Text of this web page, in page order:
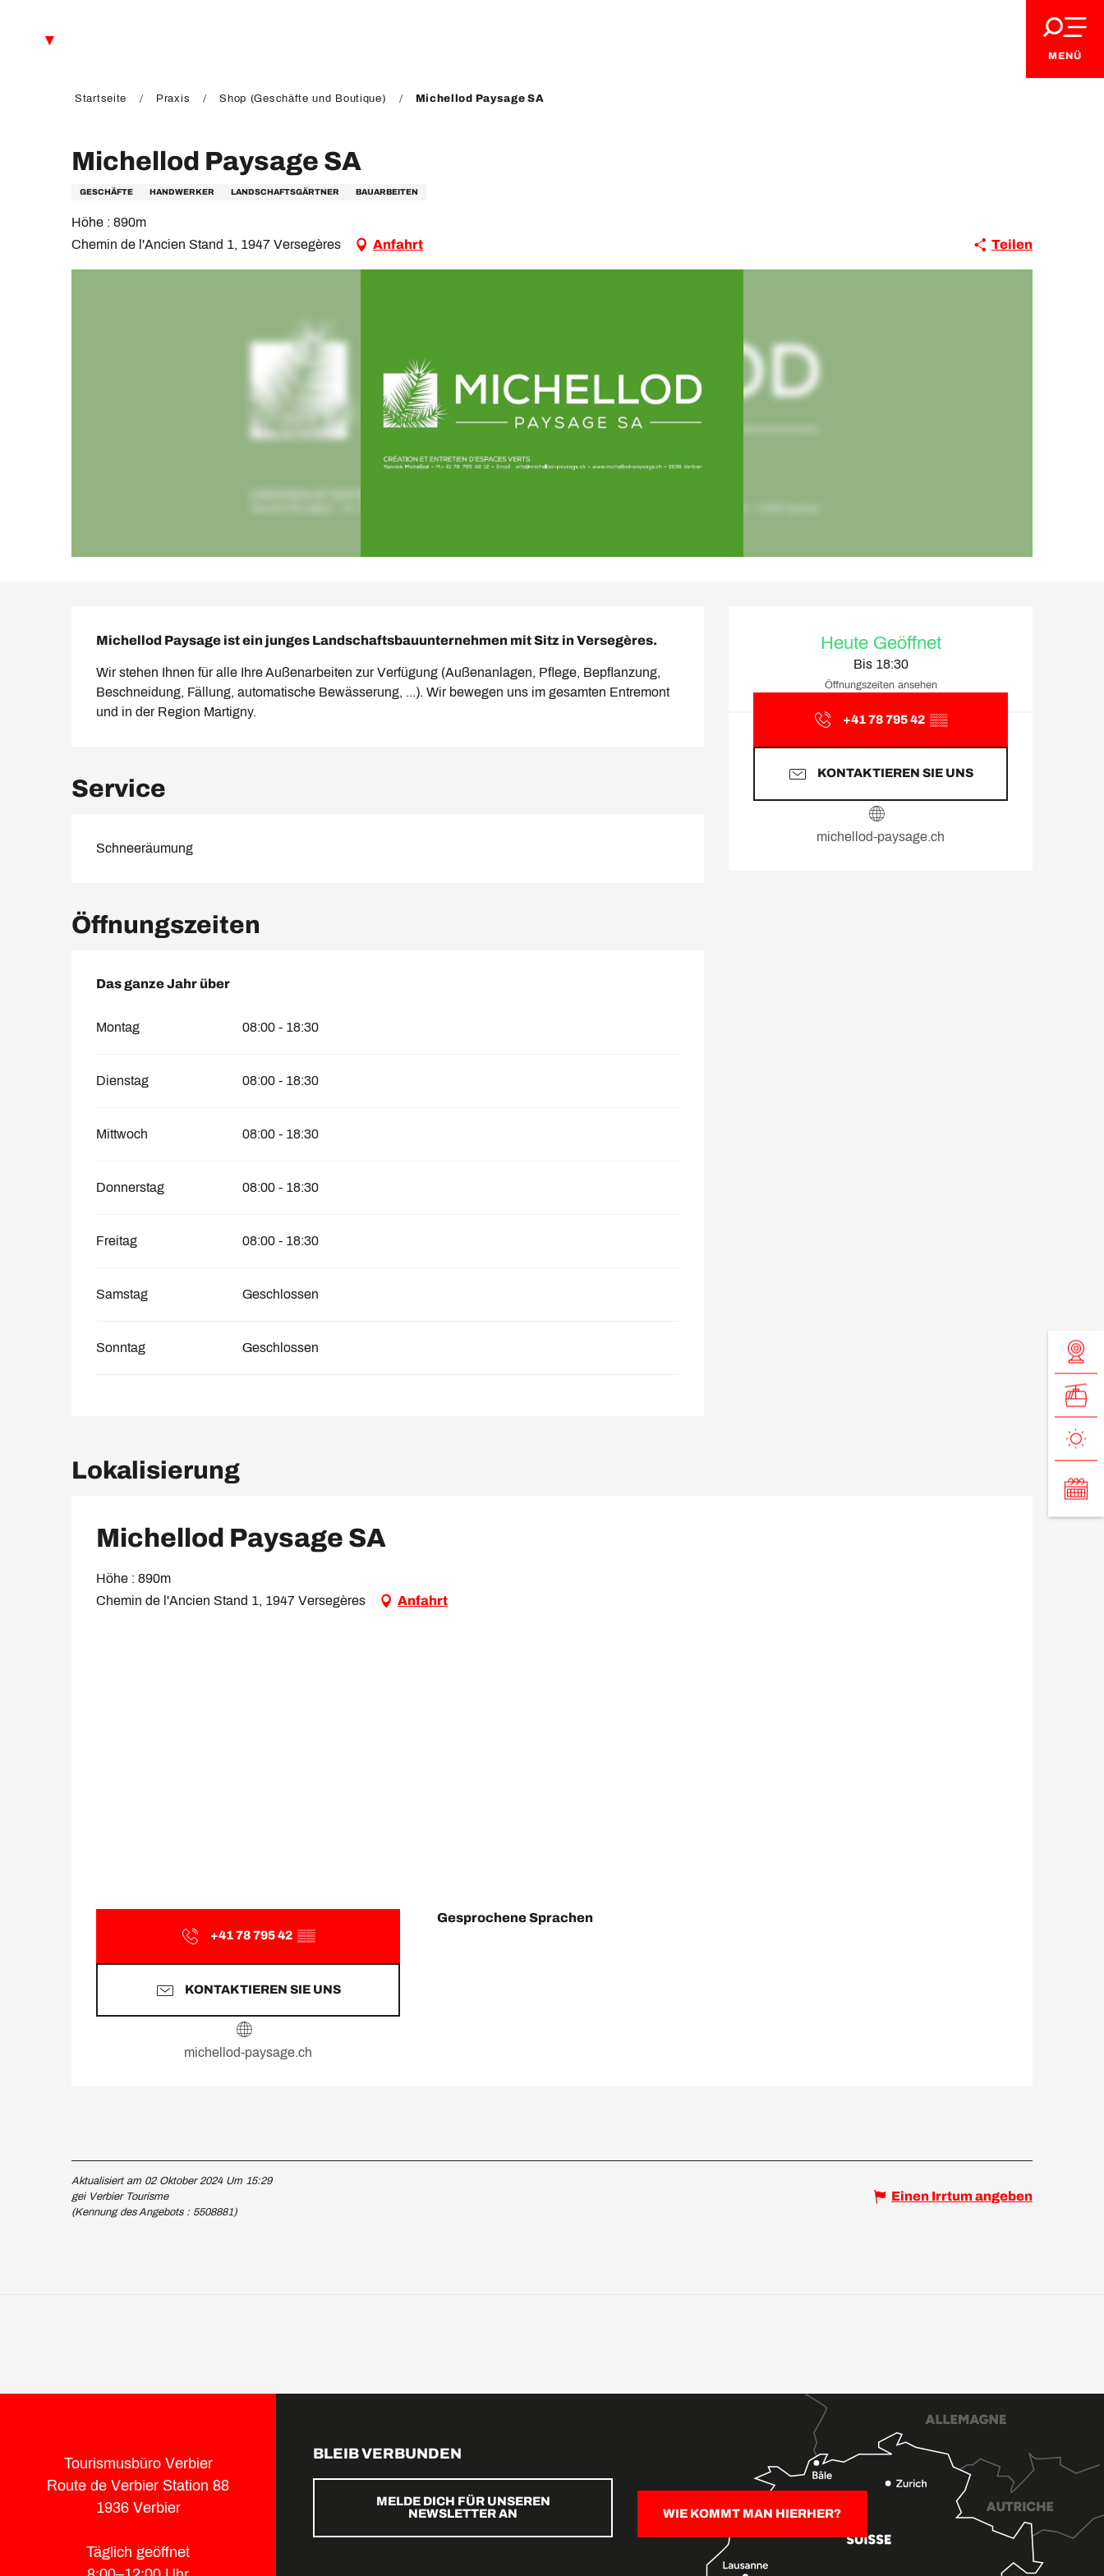
MENÜ
Startseite Praxis Shop (Geschäfte und Boutique) Michellod Paysage SA
Michellod Paysage SA
GESCHÄFTE HANDWERKER LANDSCHAFTSGÄRTNER BAUARBEITEN
Höhe : 890m
Chemin de l'Ancien Stand 1, 1947 Versegères
Anfahrt Teilen
Heute Geöffnet
Bis 18:30
Öffnungszeiten ansehen
+41 78 795 42 ▒▒
KONTAKTIEREN SIE UNS
michellod-paysage.ch
Michellod Paysage ist ein junges Landschaftsbauunternehmen mit Sitz in Versegères.
Wir stehen Ihnen für alle Ihre Außenarbeiten zur Verfügung (Außenanlagen, Pflege, Bepflanzung,
Beschneidung, Fällung, automatische Bewässerung, ...). Wir bewegen uns im gesamten Entremont
und in der Region Martigny.
Service
Schneeräumung
Öffnungszeiten
Das ganze Jahr über
Das ganze Jahr über
Montag 08:00 - 18:30
Dienstag 08:00 - 18:30
Mittwoch 08:00 - 18:30
Donnerstag 08:00 - 18:30
Freitag 08:00 - 18:30
Samstag Geschlossen
Sonntag Geschlossen
Lokalisierung
Michellod Paysage SA
Höhe : 890m
Chemin de l'Ancien Stand 1, 1947 Versegères
Anfahrt
+41 78 795 42 ▒▒
KONTAKTIEREN SIE UNS
michellod-paysage.ch
Gesprochene Sprachen
Gesprochene Sprachen
Aktualisiert am 02 Oktober 2024 Um 15:29
gei Verbier Tourisme
(Kennung des Angebots : 5508881)
Einen Irrtum angeben
Tourismusbüro Verbier
Route de Verbier Station 88
1936 Verbier
Täglich geöffnet
BLEIB VERBUNDEN
MELDE DICH FÜR UNSEREN
NEWSLETTER AN
WIE KOMMT MAN HIERHER?